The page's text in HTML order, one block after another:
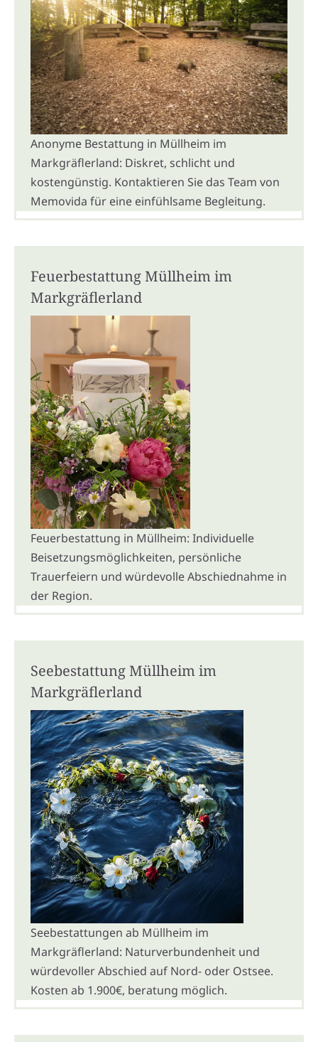
Anonyme Bestattung in Müllheim im
Markgräflerland: Diskret, schlicht und
kostengünstig. Kontaktieren Sie das Team von
Memovida für eine einfühlsame Begleitung.
Feuerbestattung Müllheim im
Markgräflerland
Feuerbestattung in Müllheim: Individuelle
Beisetzungsmöglichkeiten, persönliche
Trauerfeiern und würdevolle Abschiednahme in
der Region.
Seebestattung Müllheim im
Markgräflerland
Seebestattungen ab Müllheim im
Markgräflerland: Naturverbundenheit und
würdevoller Abschied auf Nord- oder Ostsee.
Kosten ab 1.900€, beratung möglich.